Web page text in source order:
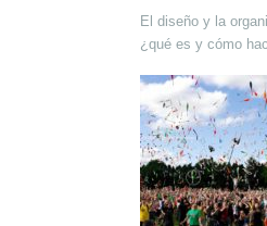
El diseño y la
¿qué es y cómo